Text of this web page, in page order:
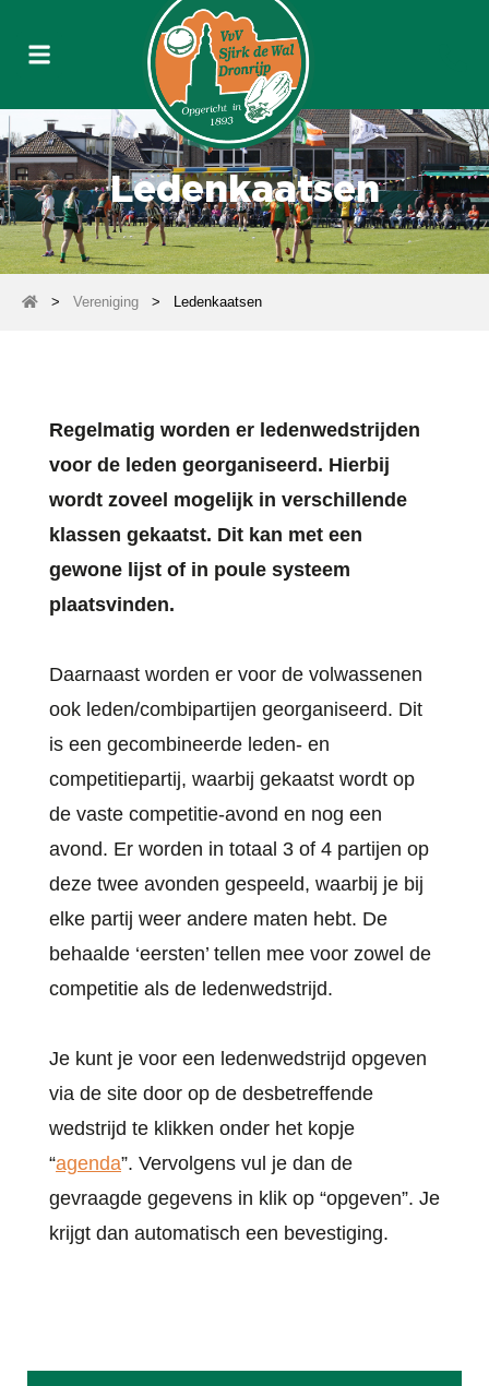
Ledenkaatsen
> Vereniging > Ledenkaatsen
Regelmatig worden er ledenwedstrijden
voor de leden georganiseerd. Hierbij
wordt zoveel mogelijk in verschillende
klassen gekaatst. Dit kan met een
gewone lijst of in poule systeem
plaatsvinden.
Daarnaast worden er voor de volwassenen
ook leden/combipartijen georganiseerd. Dit
is een gecombineerde leden- en
competitiepartij, waarbij gekaatst wordt op
de vaste competitie-avond en nog een
avond. Er worden in totaal 3 of 4 partijen op
deze twee avonden gespeeld, waarbij je bij
elke partij weer andere maten hebt. De
behaalde ‘eersten’ tellen mee voor zowel de
competitie als de ledenwedstrijd.
Je kunt je voor een ledenwedstrijd opgeven
via de site door op de desbetreffende
wedstrijd te klikken onder het kopje
“agenda”. Vervolgens vul je dan de
gevraagde gegevens in klik op “opgeven”. Je
krijgt dan automatisch een bevestiging.